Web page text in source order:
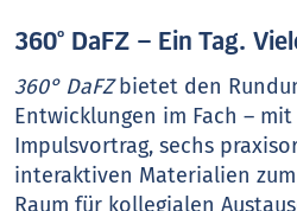
360° DaFZ – Ein Tag.
360° DaFZbietet den
Entwicklungen im Fach –
Impulsvortrag, sechs
interaktiven Materialien
Raum für kollegialen